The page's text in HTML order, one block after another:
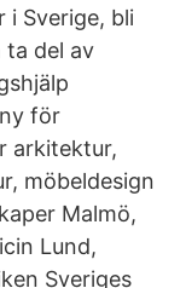
i Sverige, bli
ta del av
för
arkitektur,
möbeldesign
Malmö,
Lund,
Sveriges